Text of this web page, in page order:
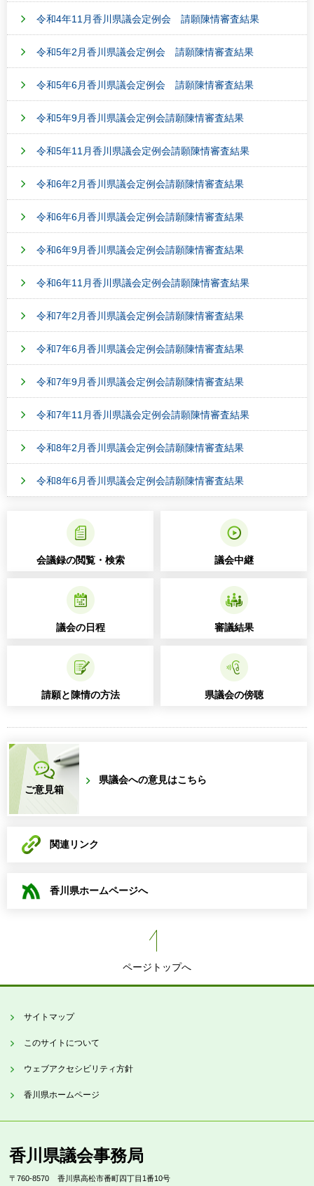
令和4年11月香川県議会定例会 請願陳情審査結果
令和5年2月香川県議会定例会 請願陳情審査結果
令和5年6月香川県議会定例会 請願陳情審査結果
令和5年9月香川県議会定例会請願陳情審査結果
令和5年11月香川県議会定例会請願陳情審査結果
令和6年2月香川県議会定例会請願陳情審査結果
令和6年6月香川県議会定例会請願陳情審査結果
令和6年9月香川県議会定例会請願陳情審査結果
令和6年11月香川県議会定例会請願陳情審査結果
令和7年2月香川県議会定例会請願陳情審査結果
令和7年6月香川県議会定例会請願陳情審査結果
令和7年9月香川県議会定例会請願陳情審査結果
令和7年11月香川県議会定例会請願陳情審査結果
令和8年2月香川県議会定例会請願陳情審査結果
令和8年6月香川県議会定例会請願陳情審査結果
会議録の閲覧・検索 議会中継
議会の日程 審議結果
請願と陳情の方法 県議会の傍聴
ご意見箱
県議会への意見はこちら
関連リンク
香川県ホームページへ
ページトップへ
サイトマップ
このサイトについて
ウェブアクセシビリティ方針
香川県ホームページ
香川県議会事務局
〒760-8570 香川県高松市番町四丁目1番10号